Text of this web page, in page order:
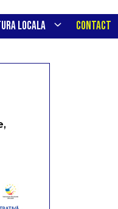
LOCALA CONTACT